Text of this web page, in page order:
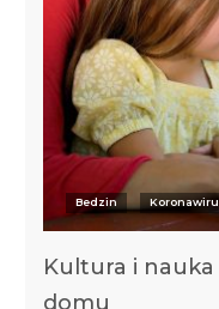
Bedzin
Kultura i
domu